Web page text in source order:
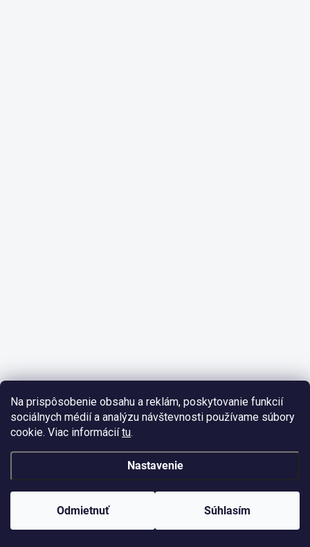
Na prispôsobenie obsahu a reklám, poskytovanie funkcií
sociálnych médií a analýzu návštevnosti používame súbory
cookie. Viac informáciítu.
Nastavenie
Odmietnuť Súhlasím